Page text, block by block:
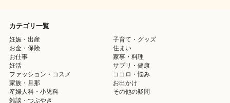
カテゴリ一覧
妊娠・出産
子育て・グッズ
お金・保険
住まい
お仕事
家事・料理
妊活
サプリ・健康
ファッション・コスメ
ココロ・悩み
家族・旦那
お出かけ
産婦人科・小児科
その他の疑問
雑談・つぶやき